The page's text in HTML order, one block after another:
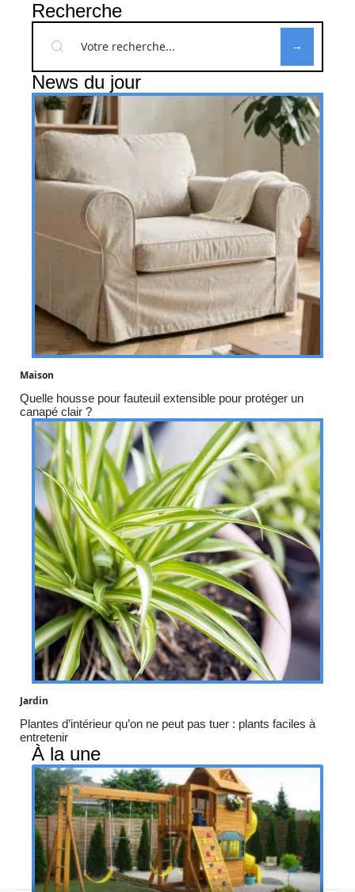
Recherche
News du jour
Maison
Quelle housse pour fauteuil extensible pour protéger un
canapé clair ?
Jardin
Plantes d’intérieur qu’on ne peut pas tuer : plants faciles à
entretenir
À la une